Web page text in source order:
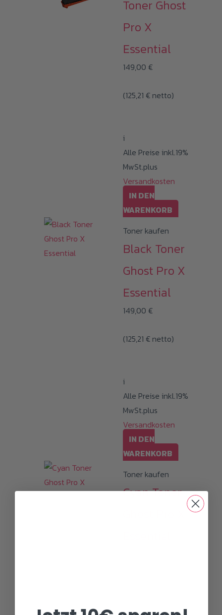
Toner Ghost
Pro X
Essential
149,00 €
(125,21 € netto)
i
Alle Preise inkl.19%
MwSt.plus
Versandkosten
IN DEN
WARENKORB
Toner kaufen
Black Toner
Ghost Pro X
Essential
149,00 €
(125,21 € netto)
i
Alle Preise inkl.19%
MwSt.plus
Versandkosten
IN DEN
WARENKORB
Toner kaufen
Cyan Toner